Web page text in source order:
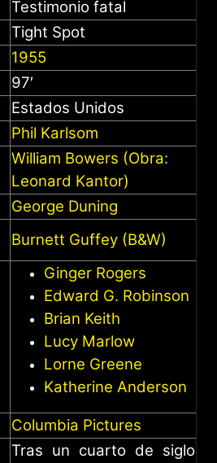
Testimonio fatal
Tight Spot
1955
97′
Estados Unidos
Phil Karlsom
William Bowers (Obra:
Leonard Kantor)
George Duning
Burnett Guffey (B&W)
Ginger Rogers
Edward G. Robinson
Brian Keith
Lucy Marlow
Lorne Greene
Katherine Anderson
Columbia Pictures
Tras un cuarto de siglo